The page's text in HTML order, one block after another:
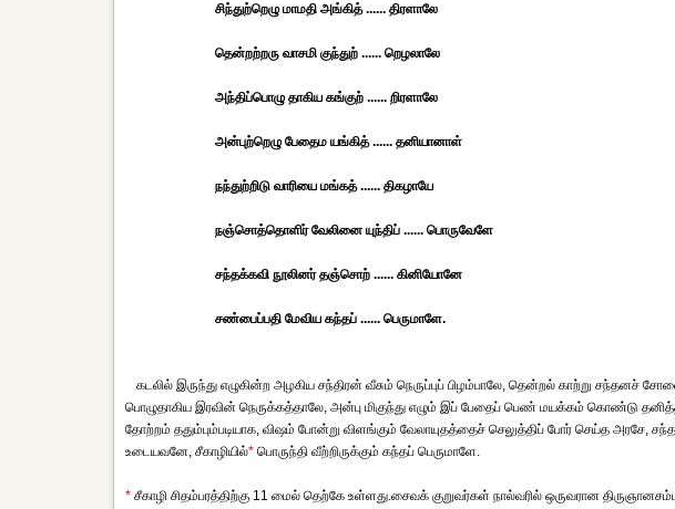
சிந்துற்றெழு மாமதி அங்கித் ...... திரளாலே
தென்றற்றரு வாசமி குந்துற் ...... றெழலாலே
அந்திப்பொழு தாகிய கங்குற் ...... றிரளாலே
அன்புற்றெழு பேதைம யங்கித் ...... தனியானாள்
நந்துற்றிடு வாரியை மங்கத் ...... திகழாயே
நஞ்சொத்தொளிர் வேலினை யுந்திப் ...... பொருவேளே
சந்தக்கவி நூலினர் தஞ்சொற் ...... கினியோனே
சண்பைப்பதி மேவிய கந்தப் ...... பெருமாளே.
கடலில் இருந்து எழுகின்ற அழகிய சந்திரன் வீசும் நெருப்புப் பிழம்பாலே, தென்றல் காற்று சந்தனச்
பொழுதாகிய இரவின் நெருக்கத்தாலே, அன்பு மிகுந்து எழும் இப் பேதைப் பெண் மயக்கம் கொண்டு
தோற்றம் ததும்பும்படியாக, விஷம் போன்று விளங்கும் வேலாயுதத்தைச் செலுத்திப் போர் செய்த அரசே,
உடையவனே, சீகாழியில்* பொருந்தி வீற்றிருக்கும் கந்தப் பெருமாளே.
* சீகாழி சிதம்பரத்திற்கு 11 மைல் தெற்கே உள்ளது.சைவக் குறுவர்கள் நால்வரில் ஒருவரான